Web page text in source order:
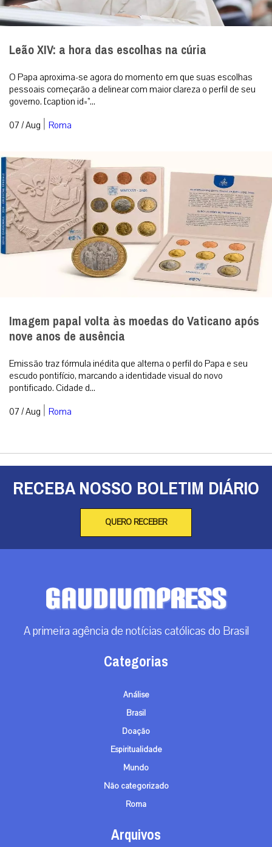
Leão XIV: a hora das escolhas na cúria
O Papa aproxima-se agora do momento em que suas escolhas
pessoais começarão a delinear com maior clareza o perfil de seu
governo. [caption id=”...
07 / Aug | Roma
Imagem papal volta às moedas do Vaticano após
nove anos de ausência
Emissão traz fórmula inédita que alterna o perfil do Papa e seu
escudo pontifício, marcando a identidade visual do novo
pontificado. Cidade d...
07 / Aug | Roma
RECEBA NOSSO BOLETIM DIÁRIO
QUERO RECEBER
A primeira agência de notícias católicas do Brasil
Categorias
Análise
Brasil
Doação
Espiritualidade
Mundo
Não categorizado
Roma
Arquivos